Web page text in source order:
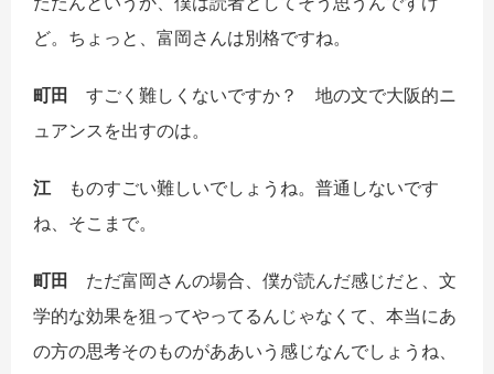
ど。ちょっと、富岡さんは別格ですね。
町田
すごく難しくないですか？ 地の文で大阪的ニ
ュアンスを出すのは。
江ものすごい難しいでしょうね。普通しないです
ね、そこまで。
町田
ただ富岡さんの場合、僕が読んだ感じだと、文
学的な効果を狙ってやってるんじゃなくて、本当にあ
の方の思考そのものがああいう感じなんでしょうね、